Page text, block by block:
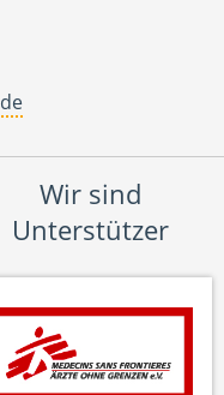
Wir sind
Unterstützer